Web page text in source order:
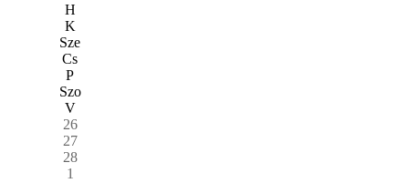
H
K
Sze
Cs
P
Szo
V
26
27
28
1